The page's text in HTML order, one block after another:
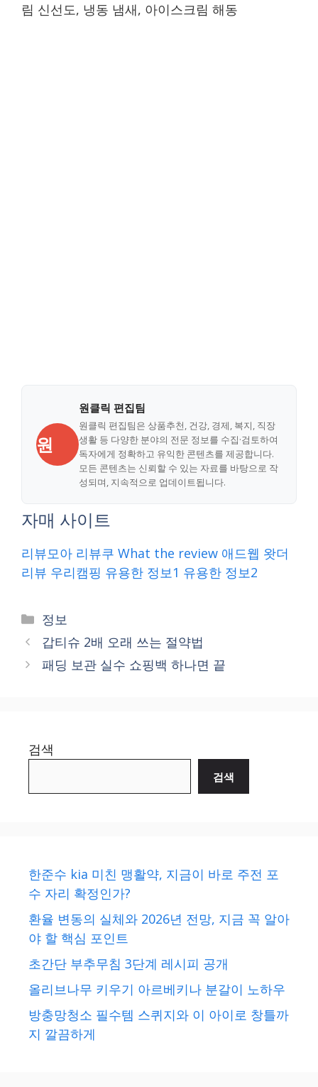
림 신선도, 냉동 냄새, 아이스크림 해동
원
원클릭 편집팀
원클릭 편집팀은 상품추천, 건강, 경제, 복지, 직장
생활 등 다양한 분야의 전문 정보를 수집·검토하여
독자에게 정확하고 유익한 콘텐츠를 제공합니다.
모든 콘텐츠는 신뢰할 수 있는 자료를 바탕으로 작
성되며, 지속적으로 업데이트됩니다.
자매 사이트
리뷰모아 리뷰쿠 What the review 애드웹 왓더
리뷰 우리캠핑 유용한 정보1 유용한 정보2
Categories
정보
갑티슈 2배 오래 쓰는 절약법
패딩 보관 실수 쇼핑백 하나면 끝
검색
검색
한준수 kia 미친 맹활약, 지금이 바로 주전 포
수 자리 확정인가?
환율 변동의 실체와 2026년 전망, 지금 꼭 알아
야 할 핵심 포인트
초간단 부추무침 3단계 레시피 공개
올리브나무 키우기 아르베키나 분갈이 노하우
방충망청소 필수템 스퀴지와 이 아이로 창틀까
지 깔끔하게